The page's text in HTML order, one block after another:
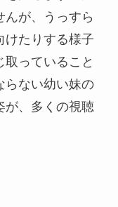
が、うっすら
けたりする様子
っていること
らない幼い妹の
が、多くの視聴